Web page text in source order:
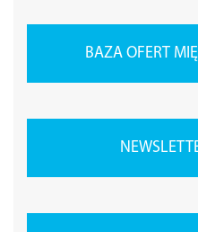
BAZA OFERT